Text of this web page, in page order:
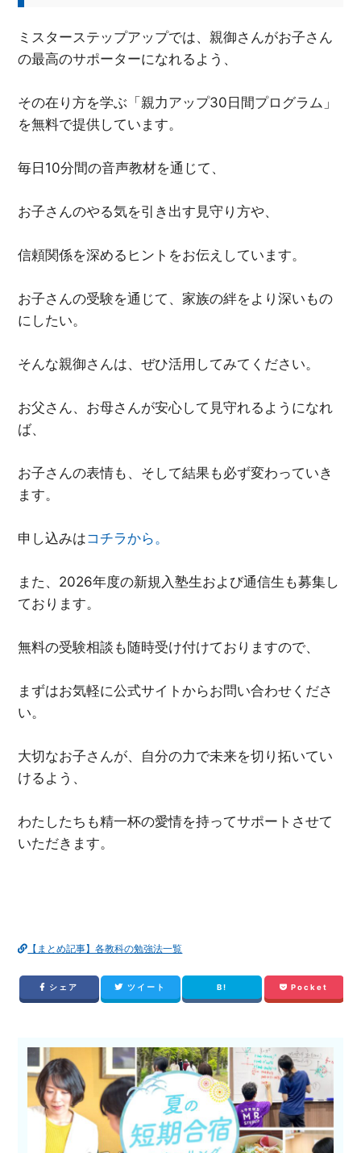
ミスターステップアップでは、親御さんがお子さん
の最高のサポーターになれるよう、
その在り方を学ぶ「親力アップ30日間プログラム」
を無料で提供しています。
毎日10分間の音声教材を通じて、
お子さんのやる気を引き出す見守り方や、
信頼関係を深めるヒントをお伝えしています。
お子さんの受験を通じて、家族の絆をより深いもの
にしたい。
そんな親御さんは、ぜひ活用してみてください。
お父さん、お母さんが安心して見守れるようになれ
ば、
お子さんの表情も、そして結果も必ず変わっていき
ます。
申し込みはコチラから。
また、2026年度の新規入塾生および通信生も募集し
ております。
無料の受験相談も随時受け付けておりますので、
まずはお気軽に公式サイトからお問い合わせくださ
い。
大切なお子さんが、自分の力で未来を切り拓いてい
けるよう、
わたしたちも精一杯の愛情を持ってサポートさせて
いただきます。
【まとめ記事】各教科の勉強法一覧
シェア ツイート B! Pocket